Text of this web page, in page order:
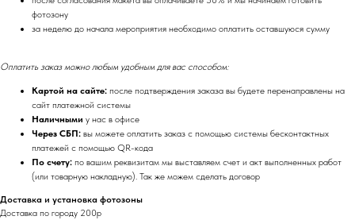
фотозону
за неделю до начала мероприятия необходимо оплатить оставшуюся сумму
Оплатить заказ можно любым удобным для вас способом:
Картой на сайте: после подтверждения заказа вы будете перенаправлены на
сайт платежной системы
Наличными у нас в офисе
Через СБП: вы можете оплатить заказ с помощью системы бесконтактных
платежей с помощью QR-кода
По счету: по вашим реквизитам мы выставляем счет и акт выполненных работ
(или товарную накладную). Так же можем сделать договор
Доставка и установка фотозоны
Доставка по городу 200р